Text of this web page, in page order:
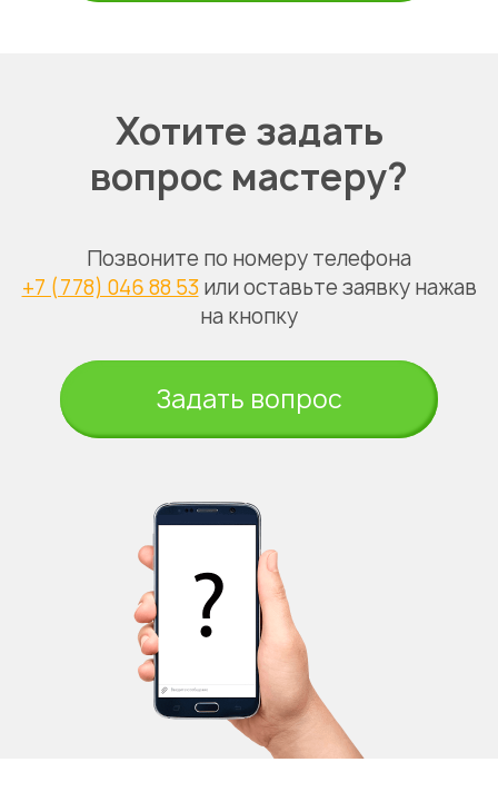
Хотите задать
вопрос мастеру?
Позвоните по номеру телефона
+7 (778) 046 88 53или оставьте заявку нажав
на кнопку
Задать вопрос
Астана